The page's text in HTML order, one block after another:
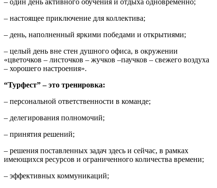
– настоящее приключение для коллектива;
– день, наполненный яркими победами и открытиями;
– целый день вне стен душного офиса, в окружении
«цветочков – листочков – жучков –паучков – свежего воздуха
– хорошего настроения».
“Турфест” – это тренировка:
– персональной ответственности в команде;
– делегирования полномочий;
– принятия решений;
– решения поставленных задач здесь и сейчас, в рамках
имеющихся ресурсов и ограниченного количества времени;
– эффективных коммуникаций;